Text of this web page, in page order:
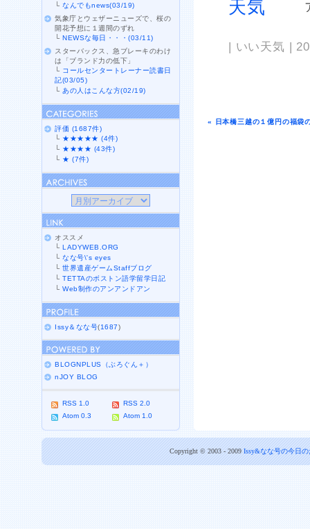
| いい天気 |
« 日本橋三越の１億円の福袋
└なんでもnews(03/19)
気象庁とウェザーニューズで、桜の
開花予想に１週間のずれ
└NEWSな毎日・・・(03/11)
スターバックス、急ブレーキのわけ
は「ブランド力の低下」
└ コールセンタートレーナー読書日
記(03/05)
└ あの人はこんな方(02/19)
評価 (1687件)
└ ★★★★★ (4件)
└ ★★★★ (43件)
└ ★ (7件)
オススメ
└LADYWEB.ORG
└なな号\'s eyes
└世界遺産ゲームStaffブログ
└TETTAのボストン語学留学日記
└Web制作のアンアンドアン
Issy＆なな号(1687)
BLOGNPLUS（ぶろぐん＋）
nJOY BLOG
RSS 1.0
RSS 2.0
Atom 0.3
Atom 1.0
Copyright © 2003 - 2009 Issy&なな号の今日